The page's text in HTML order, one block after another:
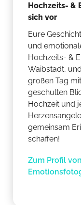
Hochzeits- &
sich vor
Eure
und
Hochzeits- &
Waibstadt,
großen Tag
geschulten
Hochzeit und
gemeinsam
schaffen!
Zum Profil